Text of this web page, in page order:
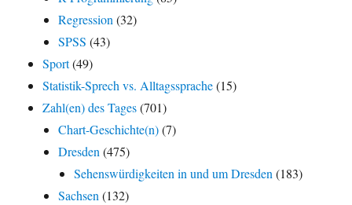
Regression(32)
SPSS (43)
Sport(49)
Statistik-Sprech vs. Alltagssprache(15)
Zahl(en) des Tages(701)
Chart-Geschichte(n)(7)
Dresden(475)
Sehenswürdigkeiten in und um Dresden(183)
Sachsen(132)